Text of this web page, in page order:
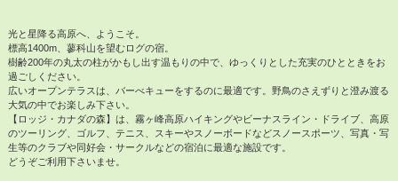
光と星降る高原へ、ようこそ。
標高1400m、蓼科山を望むログの宿。
樹齢200年の丸太の柱がかもし出す温もりの中で、ゆっくりとした充実のひとときをお
過ごしください。
広いオープンテラスは、バーべキューをするのに最適です。野鳥のさえずりと澄み渡る
大気の中でお楽しみ下さい。
【ロッジ・カナダの森】は、霧ヶ峰高原ハイキングやビーナスライン・ドライブ、高原
のツーリング、ゴルフ、テニス、スキーやスノーボードなどスノースポーツ、写真・写
生等のクラブや同好会・サークルなどの宿泊に最適な施設です。
どうぞご利用下さいませ。